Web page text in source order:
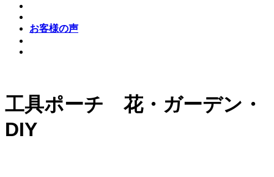
お客様の声
工具ポーチ 花・ガーデン・
DIY